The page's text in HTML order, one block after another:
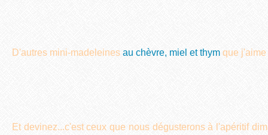
D'autres mini-madeleines au chèvre, miel et thym que
Et devinez...c'est ceux que nous dégusterons à l'apéritif